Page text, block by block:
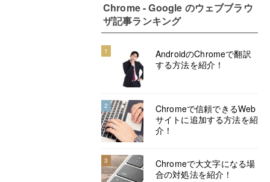
Chrome - Google のウェブブラウ
ザ記事ランキング
1
AndroidのChromeで翻訳
する方法を紹介！
2
Chromeで信頼できるWeb
サイトに追加する方法を紹
介！
3
Chromeで大文字になる場
合の対処法を紹介！